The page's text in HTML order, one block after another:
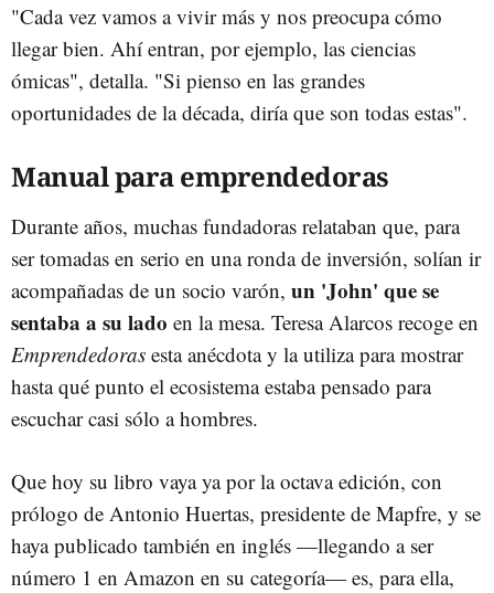
"Cada vez vamos a vivir más y nos preocupa cómo
llegar bien. Ahí entran, por ejemplo, las ciencias
ómicas", detalla. "Si pienso en las grandes
oportunidades de la década, diría que son todas estas".
Manual para emprendedoras
Durante años, muchas fundadoras relataban que, para
ser tomadas en serio en una ronda de inversión, solían ir
acompañadas de un socio varón, un 'John' que se
sentaba a su lado en la mesa. Teresa Alarcos recoge en
Emprendedoras esta anécdota y la utiliza para mostrar
hasta qué punto el ecosistema estaba pensado para
escuchar casi sólo a hombres.
Que hoy su libro vaya ya por la octava edición, con
prólogo de Antonio Huertas, presidente de Mapfre, y se
haya publicado también en inglés —llegando a ser
número 1 en Amazon en su categoría— es, para ella,